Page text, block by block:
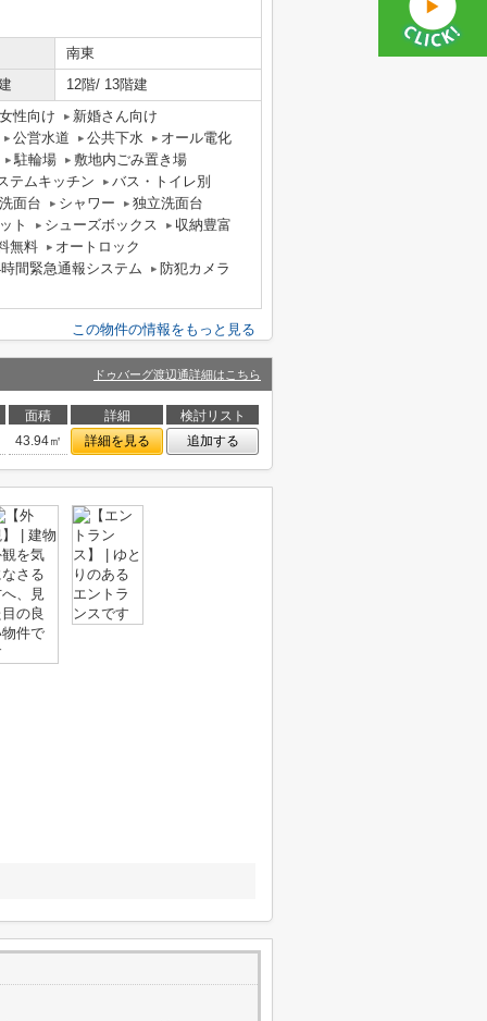
南東
12階/ 13階建
女性向け
新婚さん向け
公営水道 公共下水
オール電化
駐輪場
敷地内ごみ置き場
テムキッチン
バス・トイレ別
洗面台 シャワー
独立洗面台
ト シューズボックス
収納豊富
無料
オートロック
間緊急通報システム
防犯カメラ
この物件の情報をもっと見る
ドゥバーグ渡辺通詳細はこちら
面積 詳細
検討リスト
43.94㎡ 詳細を見る 追加する